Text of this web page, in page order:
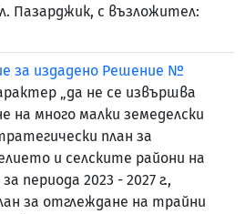
Пазарджик, с възложител:
за издадено Решение №
„да не се извършва
на много малки земеделски
план за
и селските райони на
периода 2023 - 2027 г.,
за отглеждане на трайни